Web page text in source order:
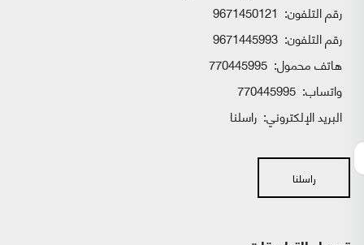
رقم التلفون: 9671450121
رقم التلفون: 9671445993
هاتف محمول: 770445995
واتساب:
البريد الإلكتروني: راسلنا
راسلنا